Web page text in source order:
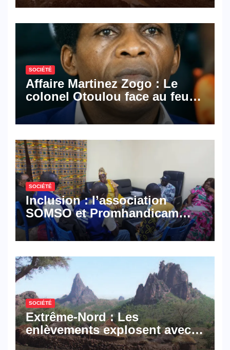
SOCIÉTÉ
Affaire Martinez Zogo : Le
colonel Otoulou face au feu
croisé des avocats de la
défense
SOCIÉTÉ
Inclusion : l’association
SOMSO et Promhandicam
militent en faveur d’une
réforme des formations en
SOCIÉTÉ
Extrême-Nord : Les
enlèvements explosent avec
308 victimes en trois mois